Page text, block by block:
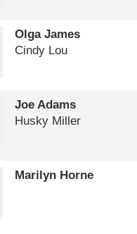
Olga James
Cindy Lou
Joe Adams
Husky Miller
Marilyn Horne